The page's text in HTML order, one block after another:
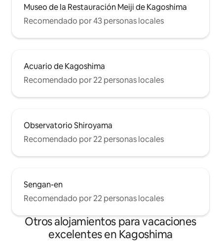
Museo de la Restauración Meiji de Kagoshima
Recomendado por 43 personas locales
Acuario de Kagoshima
Recomendado por 22 personas locales
Observatorio Shiroyama
Recomendado por 22 personas locales
Sengan-en
Recomendado por 22 personas locales
Otros alojamientos para vacaciones
excelentes en Kagoshima